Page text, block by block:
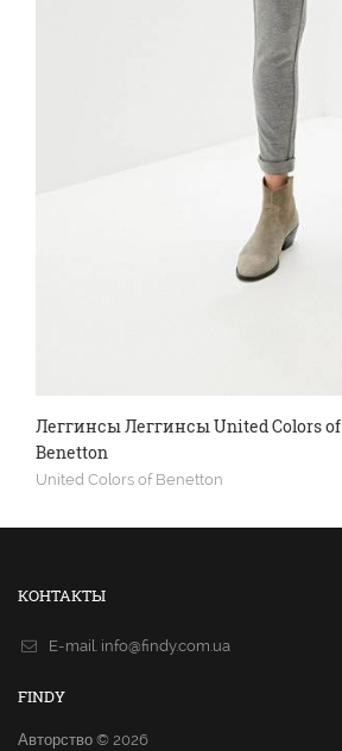
Леггинсы Леггинсы United Colors of
Benetton
United Colors of Benetton
КОНТАКТЫ
E-mail. info@findy.com.ua
FINDY
Авторство © 2026